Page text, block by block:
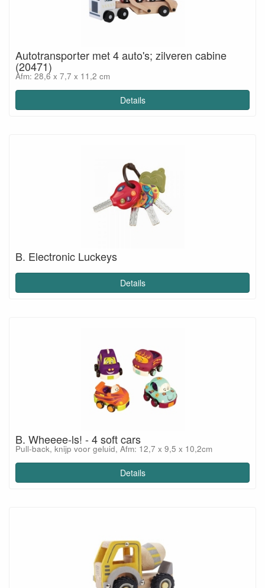
Autotransporter met 4 auto's; zilveren cabine
(20471)
Afm: 28,6 x 7,7 x 11,2 cm
Details
B. Electronic Luckeys
Details
B. Wheeee-ls! - 4 soft cars
Pull-back, knijp voor geluid, Afm: 12,7 x 9,5 x 10,2cm
Details